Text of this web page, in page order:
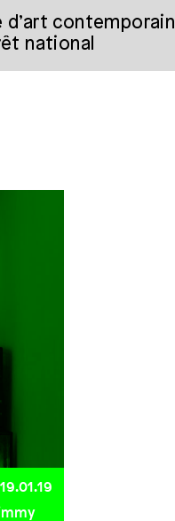
d’art contemporain
national